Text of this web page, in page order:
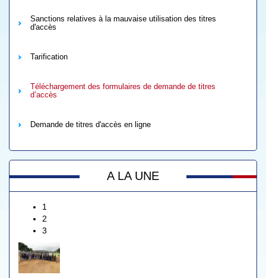
Sanctions relatives à la mauvaise utilisation des titres
d'accès
Tarification
Téléchargement des formulaires de demande de titres
d’accès
Demande de titres d'accès en ligne
A LA UNE
1
2
3